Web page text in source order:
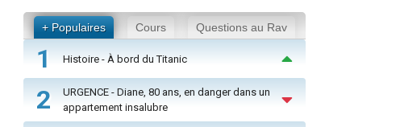
+ Populaires Cours Questions au Rav
1 Histoire - À bord du Titanic
2
URGENCE - Diane, 80 ans, en danger dans un
appartement insalubre